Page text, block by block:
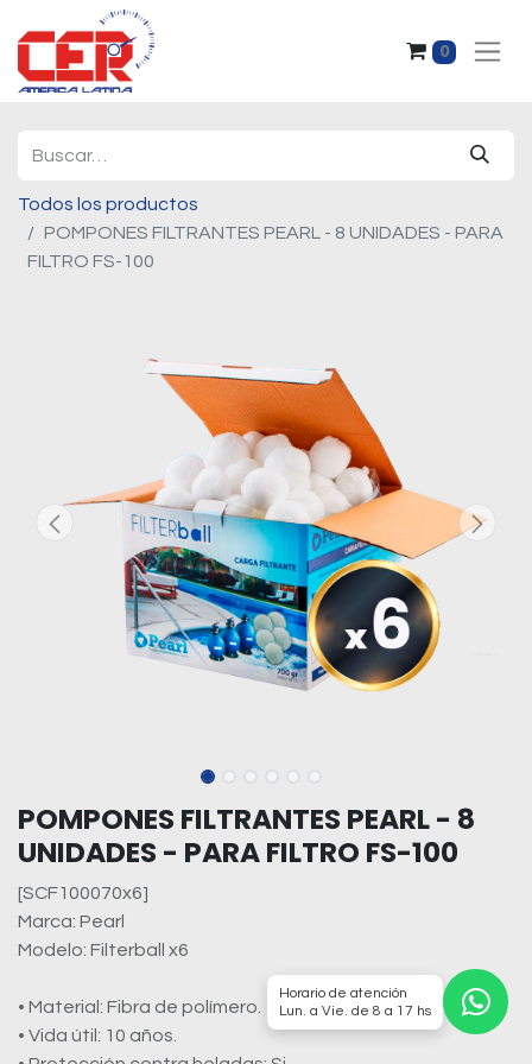
0
Todos los productos
POMPONES FILTRANTES PEARL - 8 UNIDADES - PARA
FILTRO FS-100
POMPONES FILTRANTES PEARL - 8
UNIDADES - PARA FILTRO FS-100
[SCF100070x6]
Marca: Pearl
Modelo: Filterball x6
• Material: Fibra de polímero.
• Vida útil: 10 años.
Horario de atención
Lun. a Vie. de 8 a 17 hs